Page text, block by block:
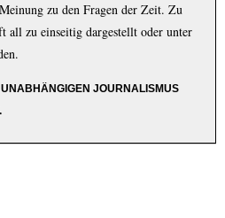
zu den Fragen der Zeit. Zu
all zu einseitig dargestellt oder unter
UNABHÄNGIGEN JOURNALISMUS